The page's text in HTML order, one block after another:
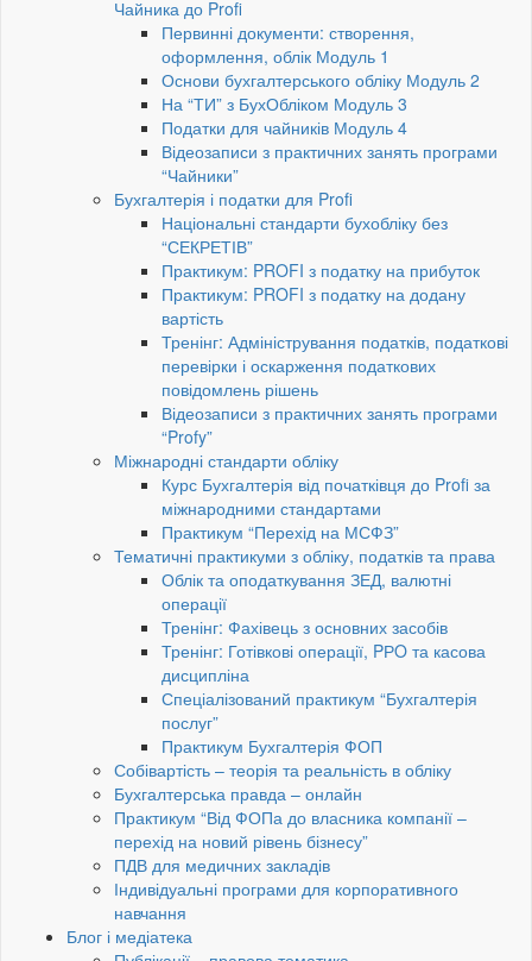
Чайника до Profi
Первинні документи: створення,
оформлення, облік Модуль 1
Основи бухгалтерського обліку Модуль 2
На “ТИ” з БухОбліком Модуль 3
Податки для чайників Модуль 4
Відеозаписи з практичних занять програми
“Чайники”
Бухгалтерія і податки для Profi
Національні стандарти бухобліку без
“СЕКРЕТІВ”
Практикум: PROFI з податку на прибуток
Практикум: PROFI з податку на додану
вартість
Тренінг: Адміністрування податків, податкові
перевірки і оскарження податкових
повідомлень рішень
Відеозаписи з практичних занять програми
“Profy”
Міжнародні стандарти обліку
Курс Бухгалтерія від початківця до Profi за
міжнародними стандартами
Практикум “Перехід на МСФЗ”
Тематичні практикуми з обліку, податків та права
Облік та оподаткування ЗЕД, валютні
операції
Тренінг: Фахівець з основних засобів
Тренінг: Готівкові операції, PРO та касова
дисципліна
Спеціалізований практикум “Бухгалтерія
послуг”
Практикум Бухгалтерія ФОП
Собівартість – теорія та реальність в обліку
Бухгалтерська правда – онлайн
Практикум “Від ФОПа до власника компанії –
перехід на новий рівень бізнесу”
ПДВ для медичних закладів
Індивідуальні програми для корпоративного
навчання
Блог і медіатека